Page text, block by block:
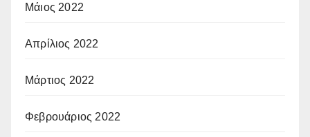
Μάιος 2022
Απρίλιος 2022
Μάρτιος 2022
Φεβρουάριος 2022